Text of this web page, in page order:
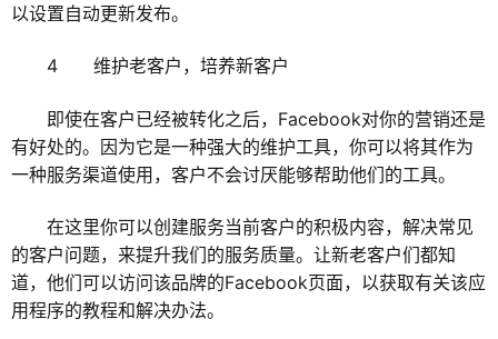
以设置自动更新发布。
4 维护老客户，培养新客户
即使在客户已经被转化之后，Facebook对你的营销还是
有好处的。因为它是一种强大的维护工具，你可以将其作为
一种服务渠道使用，客户不会讨厌能够帮助他们的工具。
在这里你可以创建服务当前客户的积极内容，解决常见
的客户问题，来提升我们的服务质量。让新老客户们都知
道，他们可以访问该品牌的Facebook页面，以获取有关该应
用程序的教程和解决办法。